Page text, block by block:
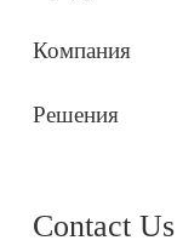
Компания
Решения
Contact Us